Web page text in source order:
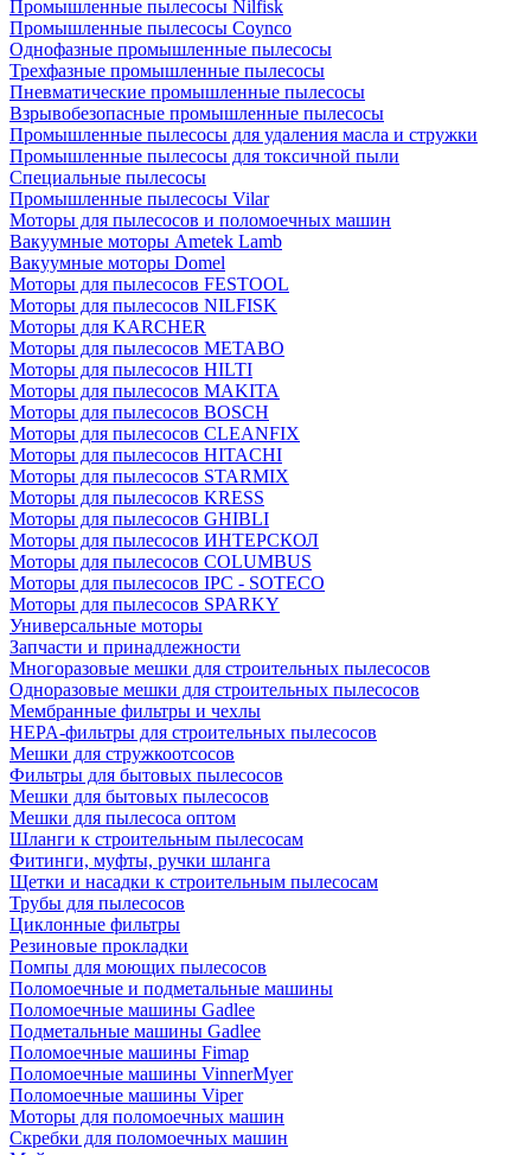
Промышленные пылесосы Nilfisk
Промышленные пылесосы Coynco
Однофазные промышленные пылесосы
Трехфазные промышленные пылесосы
Пневматические промышленные пылесосы
Взрывобезопасные промышленные пылесосы
Промышленные пылесосы для удаления масла и стружки
Промышленные пылесосы для токсичной пыли
Специальные пылесосы
Промышленные пылесосы Vilar
Моторы для пылесосов и поломоечных машин
Вакуумные моторы Ametek Lamb
Вакуумные моторы Domel
Моторы для пылесосов FESTOOL
Моторы для пылесосов NILFISK
Моторы для KARCHER
Моторы для пылесосов METABO
Моторы для пылесосов HILTI
Моторы для пылесосов MAKITA
Моторы для пылесосов BOSCH
Моторы для пылесосов CLEANFIX
Моторы для пылесосов HITACHI
Моторы для пылесосов STARMIX
Моторы для пылесосов KRESS
Моторы для пылесосов GHIBLI
Моторы для пылесосов ИНТЕРСКОЛ
Моторы для пылесосов COLUMBUS
Моторы для пылесосов IPC - SOTECO
Моторы для пылесосов SPARKY
Универсальные моторы
Запчасти и принадлежности
Многоразовые мешки для строительных пылесосов
Одноразовые мешки для строительных пылесосов
Мембранные фильтры и чехлы
HEPA-фильтры для строительных пылесосов
Мешки для стружкоотсосов
Фильтры для бытовых пылесосов
Мешки для бытовых пылесосов
Мешки для пылесоса оптом
Шланги к строительным пылесосам
Фитинги, муфты, ручки шланга
Щетки и насадки к строительным пылесосам
Трубы для пылесосов
Циклонные фильтры
Резиновые прокладки
Помпы для моющих пылесосов
Поломоечные и подметальные машины
Поломоечные машины Gadlee
Подметальные машины Gadlee
Поломоечные машины Fimap
Поломоечные машины VinnerMyer
Поломоечные машины Viper
Моторы для поломоечных машин
Скребки для поломоечных машин